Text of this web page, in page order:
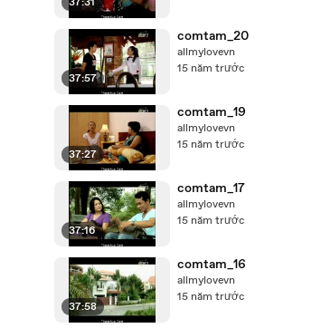
37:57
comtam_20
allmylovevn
15 năm trước
37:27
comtam_19
allmylovevn
15 năm trước
37:16
comtam_17
allmylovevn
15 năm trước
37:58
comtam_16
allmylovevn
15 năm trước